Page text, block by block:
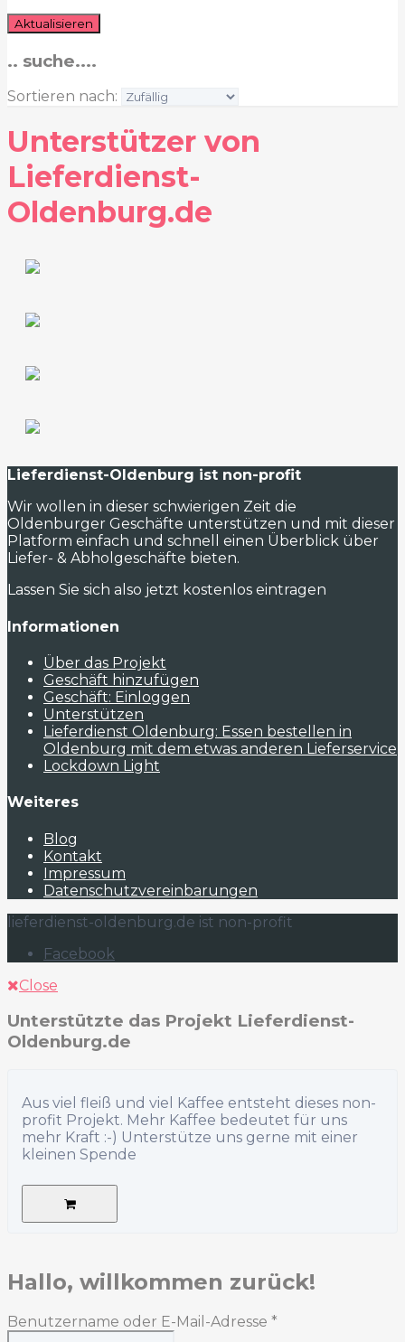
Aktualisieren
.. suche....
Sortieren nach:
Unterstützer von
Lieferdienst-
Oldenburg.de
Lieferdienst-Oldenburg ist non-profit
Wir wollen in dieser schwierigen Zeit die
Oldenburger Geschäfte unterstützen und mit dieser
Platform einfach und schnell einen Überblick über
Liefer- & Abholgeschäfte bieten.
Lassen Sie sich also jetzt kostenlos eintragen
Informationen
Über das Projekt
Geschäft hinzufügen
Geschäft: Einloggen
Unterstützen
Lieferdienst Oldenburg: Essen bestellen in
Oldenburg mit dem etwas anderen Lieferservice
Lockdown Light
Weiteres
Blog
Kontakt
Impressum
Datenschutzvereinbarungen
lieferdienst-oldenburg.de ist non-profit
Facebook
Close
Unterstützte das Projekt Lieferdienst-
Oldenburg.de
Aus viel fleiß und viel Kaffee entsteht dieses non-
profit Projekt. Mehr Kaffee bedeutet für uns
mehr Kraft :-) Unterstütze uns gerne mit einer
kleinen Spende
Hallo, willkommen zurück!
Benutzername oder E-Mail-Adresse *